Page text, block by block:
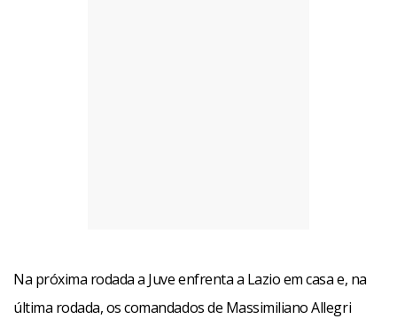
Na próxima rodada a Juve enfrenta a Lazio em casa e, na
última rodada, os comandados de Massimiliano Allegri